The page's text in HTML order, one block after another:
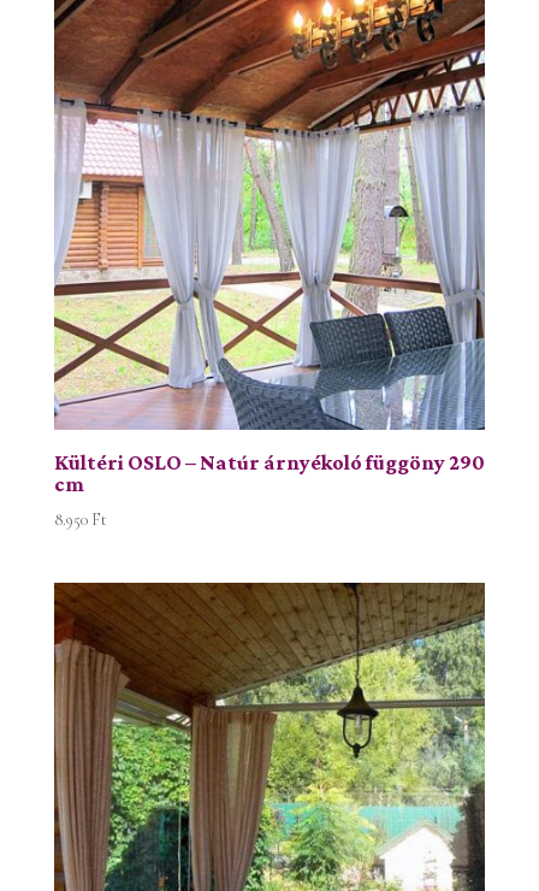
Kültéri OSLO – Natúr árnyékoló függöny 290
cm
8.950 Ft